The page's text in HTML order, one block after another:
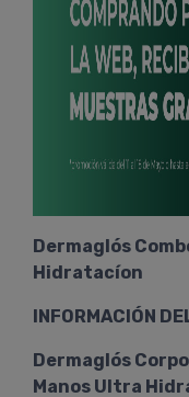
Dermaglós
Hidratacíon
INFORMACIÓN
Dermaglós
Manos Ultra